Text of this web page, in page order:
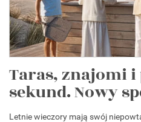
Taras, znajomi i
sekund. Nowy
Letnie wieczory mają swój